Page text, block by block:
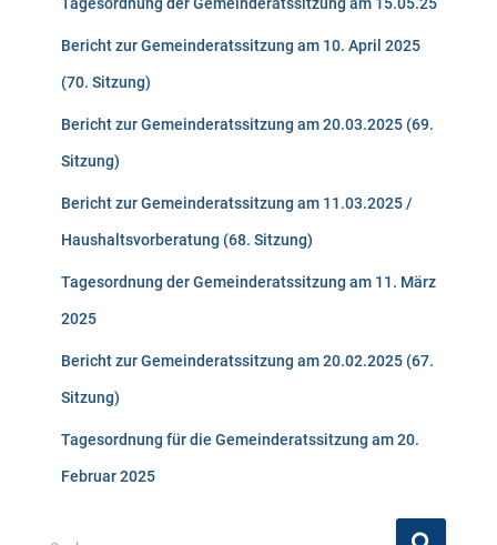
Bericht zur Gemeinderatssitzung am 10. April 2025
(70. Sitzung)
Bericht zur Gemeinderatssitzung am 20.03.2025 (69.
Sitzung)
Bericht zur Gemeinderatssitzung am 11.03.2025 /
Haushaltsvorberatung (68. Sitzung)
Tagesordnung der Gemeinderatssitzung am 11. März
2025
Bericht zur Gemeinderatssitzung am 20.02.2025 (67.
Sitzung)
Tagesordnung für die Gemeinderatssitzung am 20.
Februar 2025
S